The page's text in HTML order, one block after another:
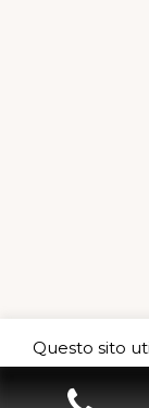
Per
Questo sito